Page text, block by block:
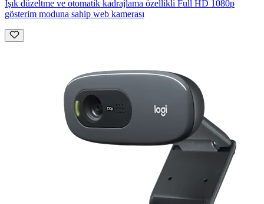
Işık düzeltme ve otomatik kadrajlama özellikli Full HD 1080p
gösterim moduna sahip web kamerası